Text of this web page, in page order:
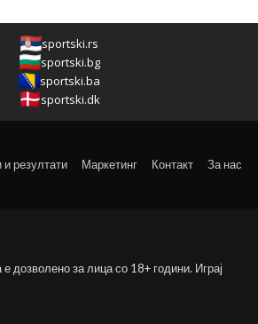
sportski.rs
sportski.bg
sportski.ba
sportski.dk
и резултати Маркетинг Контакт За нас
дозволено за лица со 18+ години. Играј